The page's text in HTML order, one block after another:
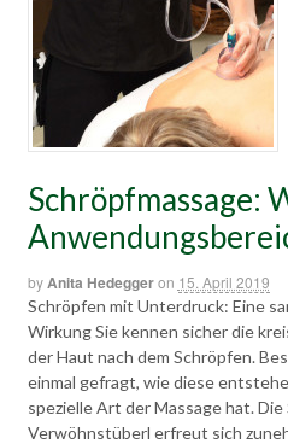
Schröpfmassage:
byAnita Hedeggeron 15. April 2019
Schröpfen mit Unterdruck: Eine
Wirkung Sie kennen sicher die
der Haut nach dem Schröpfen.
einmal gefragt, wie diese
spezielle Art der Massage hat. Die
Verwöhnstüberl erfreut sich